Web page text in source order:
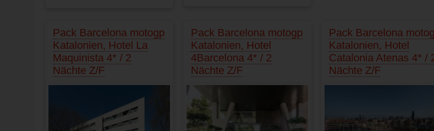
Pack Barcelona motogp
Katalonien, Hotel La
Maquinista 4* / 2
Nächte Z/F
Pack Barcelona motogp
Katalonien, Hotel
4Barcelona 4* / 2
Nächte Z/F
Pack Barcelona
Katalonien, Hotel
Catalonia Atenas 4* /
Nächte Z/F